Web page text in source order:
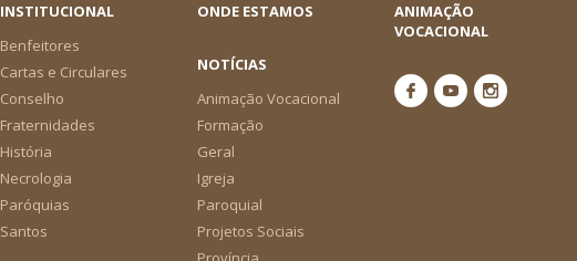
INSTITUCIONAL
Benfeitores
Cartas e Circulares
Conselho
Fraternidades
História
Necrologia
Paróquias
Santos
ONDE ESTAMOS
ANIMAÇÃO
VOCACIONAL
NOTÍCIAS
Animação Vocacional
Formação
Geral
Igreja
Paroquial
Projetos Sociais